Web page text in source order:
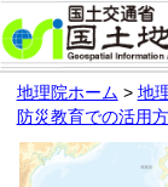
地理院ホーム > 地
防災教育での活用